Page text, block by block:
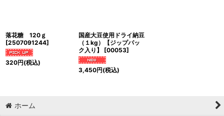
落花糖 120ｇ
[2507091244]
320円(税込)
国産大豆使用ドライ納豆
（１kg）【ジップパッ
ク入り】
[00053]
3,450円(税込)
ホーム